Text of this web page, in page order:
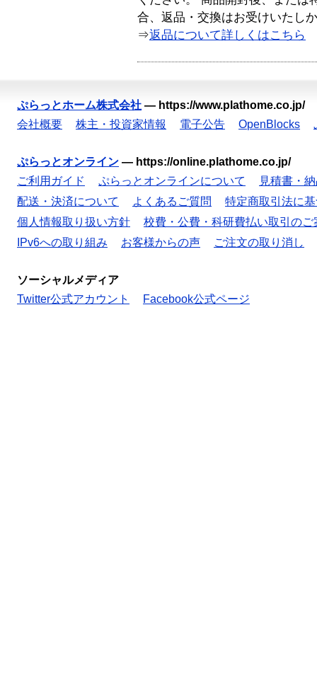
合、返品・交換はお受けいたし
⇒返品について詳しくはこちら
ぷらっとホーム株式会社 — https://www.plathome.co.jp/
会社概要
株主・投資家情報 電子公告 OpenBlocks
ぷらっとオンライン — https://online.plathome.co.jp/
ご利用ガイド
ぷらっとオンラインについて
見積書・
配送・決済について
よくあるご質問
特定商取引法に
個人情報取り扱い方針
校費・公費・科研費払い取引のご
IPv6への取り組み
お客様からの声 ご注文の取り消し
ソーシャルメディア
Twitter公式アカウント
Facebook公式ページ